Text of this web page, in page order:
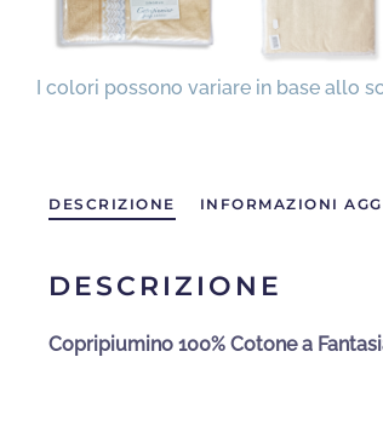
DESCRIZIONE INFORMAZIONI
DESCRIZIONE
Copripiumino 100% Cotone a